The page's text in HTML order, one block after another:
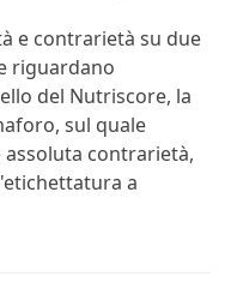
e contrarietà su due
riguardano
del Nutriscore, la
sul quale
assoluta contrarietà,
a